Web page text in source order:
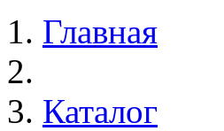
Главная
Каталог